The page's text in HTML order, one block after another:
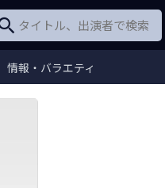
情報・バラエティ